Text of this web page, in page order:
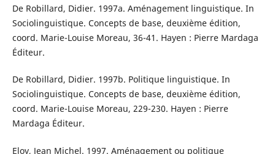
De Robillard, Didier. 1997a. Aménagement linguistique. In
Sociolinguistique. Concepts de base, deuxième édition,
coord. Marie-Louise Moreau, 36-41. Hayen : Pierre Mardaga
Éditeur.
De Robillard, Didier. 1997b. Politique linguistique. In
Sociolinguistique. Concepts de base, deuxième édition,
coord. Marie-Louise Moreau, 229-230. Hayen : Pierre
Mardaga Éditeur.
Eloy, Jean Michel. 1997. Aménagement ou politique